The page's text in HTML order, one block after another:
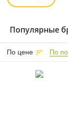
Популярные
По цене По